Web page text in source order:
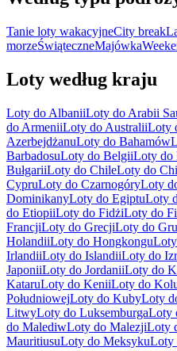
Tanie loty wakacyjneCity break
morzeŚwiąteczneMajówka
Loty według kraju
Loty do AlbaniiLoty do Arabii
do ArmeniiLoty do AustraliiLoty
AzerbejdżanuLoty do Bahamów
BarbadosuLoty do BelgiiLoty do
BułgariiLoty do ChileLoty do
CypruLoty do CzarnogóryLoty
DominikanyLoty do EgiptuLoty
do EtiopiiLoty do FidżiLoty do
FrancjiLoty do GrecjiLoty do
HolandiiLoty do Hongkongu
IrlandiiLoty do IslandiiLoty do
JaponiiLoty do JordaniiLoty do
KataruLoty do KeniiLoty do
PołudniowejLoty do KubyLoty
LitwyLoty do LuksemburgaLoty
do MalediwLoty do MalezjiLoty
MauritiusuLoty do MeksykuLoty